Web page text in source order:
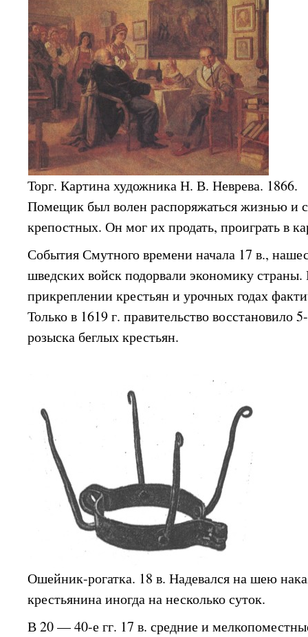
Торг. Картина художника Н. В. Неврева. 1866.
Помещик был волен распоряжаться жизнью и
крепостных. Он мог их продать, проиграть в
События Смутного времени начала 17 в.,
шведских войск подорвали экономику
прикреплении крестьян и урочных годах
Только в 1619 г. правительство восстановило
розыска беглых крестьян.
Ошейник-рогатка. 18 в. Надевался на шею
крестьянина иногда на несколько суток.
В 20 — 40-е гг. 17 в. средние и